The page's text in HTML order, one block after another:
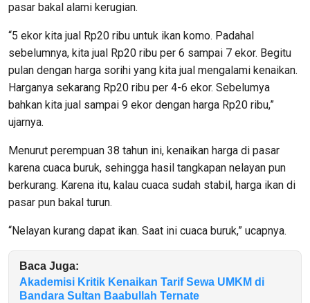
pasar bakal alami kerugian.
“5 ekor kita jual Rp20 ribu untuk ikan komo. Padahal
sebelumnya, kita jual Rp20 ribu per 6 sampai 7 ekor. Begitu
pulan dengan harga sorihi yang kita jual mengalami kenaikan.
Harganya sekarang Rp20 ribu per 4-6 ekor. Sebelumya
bahkan kita jual sampai 9 ekor dengan harga Rp20 ribu,”
ujarnya.
Menurut perempuan 38 tahun ini, kenaikan harga di pasar
karena cuaca buruk, sehingga hasil tangkapan nelayan pun
berkurang. Karena itu, kalau cuaca sudah stabil, harga ikan di
pasar pun bakal turun.
“Nelayan kurang dapat ikan. Saat ini cuaca buruk,” ucapnya.
Baca Juga:
Akademisi Kritik Kenaikan Tarif Sewa UMKM di
Bandara Sultan Baabullah Ternate